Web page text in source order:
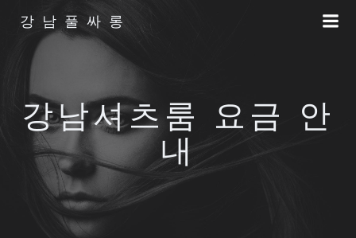
강남풀싸롱
강남셔츠룸 요금 안
내